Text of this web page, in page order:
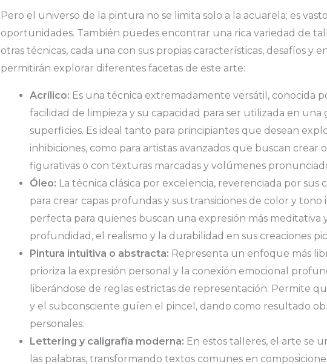
Pero el universo de la pintura no se limita solo a la acuarela; es
oportunidades. También puedes encontrar una rica variedad de
otras técnicas, cada una con sus propias características, desafíos y
permitirán explorar diferentes facetas de este arte:
Acrílico: Es una técnica extremadamente versátil, conocida
facilidad de limpieza y su capacidad para ser utilizada en una
superficies. Es ideal tanto para principiantes que desean
inhibiciones, como para artistas avanzados que buscan crear
figurativas o con texturas marcadas y volúmenes
Óleo: La técnica clásica por excelencia, reverenciada por sus
para crear capas profundas y sus transiciones de color y
perfecta para quienes buscan una expresión más meditativa
profundidad, el realismo y la durabilidad en sus creaciones
Pintura intuitiva o abstracta: Representa un enfoque más
prioriza la expresión personal y la conexión emocional
liberándose de reglas estrictas de representación. Permite
y el subconsciente guíen el pincel, dando como resultado
personales.
Lettering y caligrafía moderna: En estos talleres, el arte se
las palabras, transformando textos comunes en